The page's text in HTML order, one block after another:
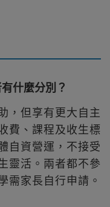
什麼分別？
，但享有更大自主
費、課程及收生標
自資營運，不接受
靈活。兩者都不參
需家長自行申請。